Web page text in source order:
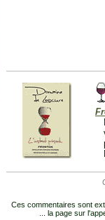
Ces commentaires sont
... la page sur